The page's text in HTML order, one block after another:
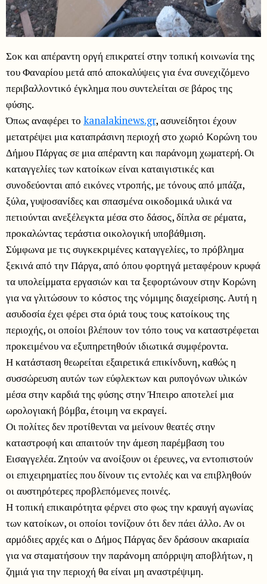
Σοκ και απέραντη οργή επικρατεί στην τοπική κοινωνία της
του Φαναρίου μετά από αποκαλύψεις για ένα συνεχιζόμενο
περιβαλλοντικό έγκλημα που συντελείται σε βάρος της
φύσης.
Όπως αναφέρει το kanalakinews.gr, ασυνείδητοι έχουν
μετατρέψει μια καταπράσινη περιοχή στο χωριό Κορώνη του
Δήμου Πάργας σε μια απέραντη και παράνομη χωματερή. Οι
καταγγελίες των κατοίκων είναι καταιγιστικές και
συνοδεύονται από εικόνες ντροπής, με τόνους από μπάζα,
ξύλα, γυψοσανίδες και σπασμένα οικοδομικά υλικά να
πετιούνται ανεξέλεγκτα μέσα στο δάσος, δίπλα σε ρέματα,
προκαλώντας τεράστια οικολογική υποβάθμιση.
Σύμφωνα με τις συγκεκριμένες καταγγελίες, το πρόβλημα
ξεκινά από την Πάργα, από όπου φορτηγά μεταφέρουν κρυφά
τα υπολείμματα εργασιών και τα ξεφορτώνουν στην Κορώνη
για να γλιτώσουν το κόστος της νόμιμης διαχείρισης. Αυτή η
ασυδοσία έχει φέρει στα όριά τους τους κατοίκους της
περιοχής, οι οποίοι βλέπουν τον τόπο τους να καταστρέφεται
προκειμένου να εξυπηρετηθούν ιδιωτικά συμφέροντα.
Η κατάσταση θεωρείται εξαιρετικά επικίνδυνη, καθώς η
συσσώρευση αυτών των εύφλεκτων και ρυπογόνων υλικών
μέσα στην καρδιά της φύσης στην Ήπειρο αποτελεί μια
ωρολογιακή βόμβα, έτοιμη να εκραγεί.
Οι πολίτες δεν προτίθενται να μείνουν θεατές στην
καταστροφή και απαιτούν την άμεση παρέμβαση του
Εισαγγελέα. Ζητούν να ανοίξουν οι έρευνες, να εντοπιστούν
οι επιχειρηματίες που δίνουν τις εντολές και να επιβληθούν
οι αυστηρότερες προβλεπόμενες ποινές.
Η τοπική επικαιρότητα φέρνει στο φως την κραυγή αγωνίας
των κατοίκων, οι οποίοι τονίζουν ότι δεν πάει άλλο. Αν οι
αρμόδιες αρχές και ο Δήμος Πάργας δεν δράσουν ακαριαία
για να σταματήσουν την παράνομη απόρριψη αποβλήτων, η
ζημιά για την περιοχή θα είναι μη αναστρέψιμη.